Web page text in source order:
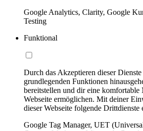
Google Analytics, Clarity, Google
Testing
Funktional
Durch das Akzeptieren dieser
grundlegenden Funktionen
bereitstellen und dir eine komfortable
Webseite ermöglichen. Mit deiner
dieser Webseite folgende Drittdienste
Google Tag Manager, UET